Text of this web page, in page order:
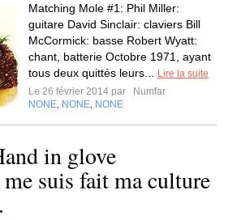
Matching Mole #1: Phil Miller:
guitare David Sinclair: claviers Bill
McCormick: basse Robert Wyatt:
chant, batterie Octobre 1971, ayant
tous deux quittés leurs...
Lire la suite
Le 26 février 2014 par
Numfar
NONE NONE NONE
in glove
suis fait ma culture